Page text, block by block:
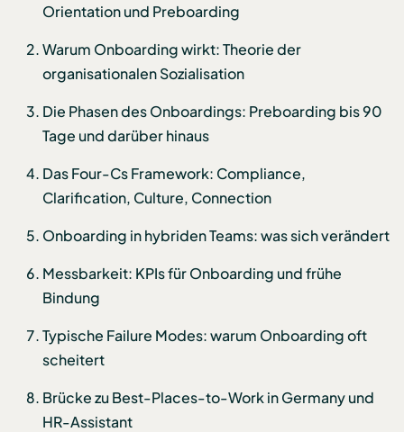
Orientation und Preboarding
Warum Onboarding wirkt: Theorie der
organisationalen Sozialisation
Die Phasen des Onboardings: Preboarding bis 90
Tage und darüber hinaus
Das Four-Cs Framework: Compliance,
Clarification, Culture, Connection
Onboarding in hybriden Teams: was sich verändert
Messbarkeit: KPIs für Onboarding und frühe
Bindung
Typische Failure Modes: warum Onboarding oft
scheitert
Brücke zu Best-Places-to-Work in Germany und
HR-Assistant